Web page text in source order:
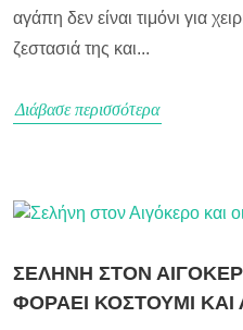
αγάπη δεν είναι τιμόνι για
ζεστασιά της και...
Διάβασε περισσότερα
ΣΕΛΗΝΗ ΣΤΟΝ
ΦΟΡΑΕΙ ΚΟΣΤΟΥΜΙ ΚΑΙ